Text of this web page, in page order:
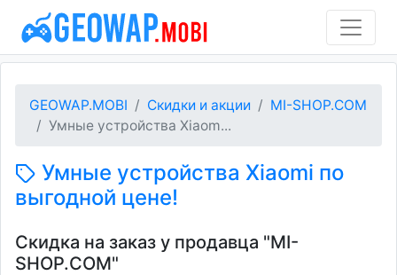
GEOWAP.MOBI Скидки и акции
MI-SHOP.COM
Умные устройства Xiaom...
Умные устройства Xiaomi по
выгодной цене!
Скидка на заказ у продавца "MI-
SHOP.COM"